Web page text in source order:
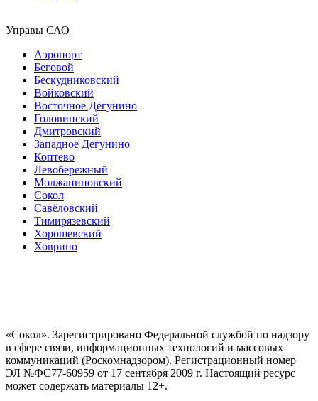
Управы САО
Аэропорт
Беговой
Бескудниковский
Войковский
Восточное Дегунино
Головинский
Дмитровский
Западное Дегунино
Коптево
Левобережный
Молжаниновский
Сокол
Савёловский
Тимирязевский
Хорошевский
Ховрино
«Сокол». Зарегистрировано Федеральной службой по надзору
в сфере связи, информационных технологий и массовых
коммуникаций (Роскомнадзором). Регистрационный номер
ЭЛ №ФС77-60959 от 17 сентября 2009 г. Настоящий ресурс
может содержать материалы 12+.